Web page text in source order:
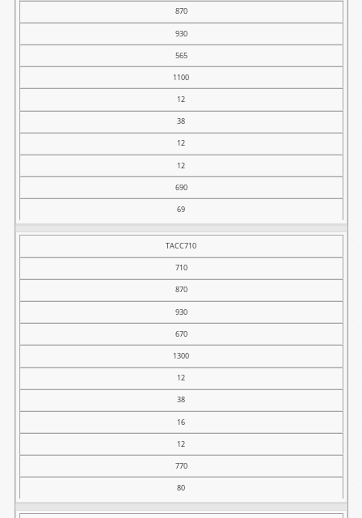
870
930
565
1100
12
38
12
12
690
69
TACC710
710
870
930
670
1300
12
38
16
12
770
80